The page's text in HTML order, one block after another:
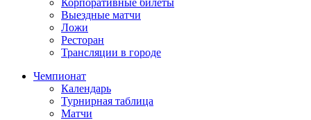
Выездные матчи
Ложи
Ресторан
Трансляции в городе
Чемпионат
Календарь
Турнирная таблица
Матчи